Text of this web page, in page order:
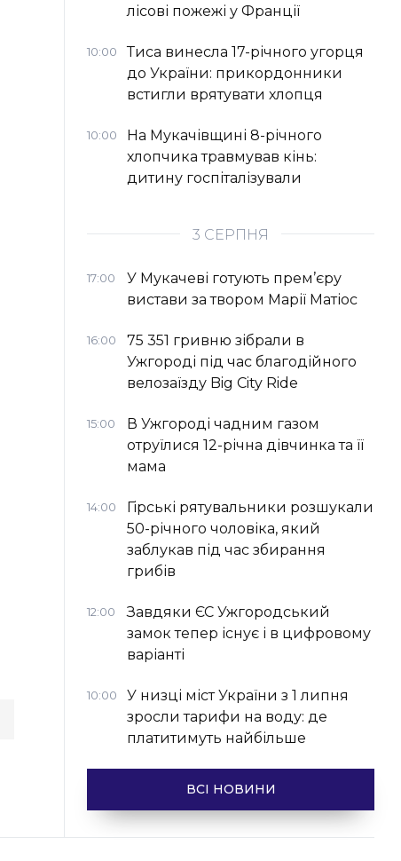
лісові пожежі у Франції
10:00
Тиса винесла 17-річного угорця
до України: прикордонники
встигли врятувати хлопця
10:00
На Мукачівщині 8-річного
хлопчика травмував кінь:
дитину госпіталізували
3 СЕРПНЯ
17:00
У Мукачеві готують прем’єру
вистави за твором Марії Матіос
16:00
75 351 гривню зібрали в
Ужгороді під час благодійного
велозаїзду Big Сity Ride
15:00
В Ужгороді чадним газом
отруїлися 12-річна дівчинка та її
мама
14:00
Гірські рятувальники розшукали
50-річного чоловіка, який
заблукав під час збирання
грибів
12:00
Завдяки ЄС Ужгородський
замок тепер існує і в цифровому
варіанті
10:00
У низці міст України з 1 липня
зросли тарифи на воду: де
платитимуть найбільше
ВСІ НОВИНИ